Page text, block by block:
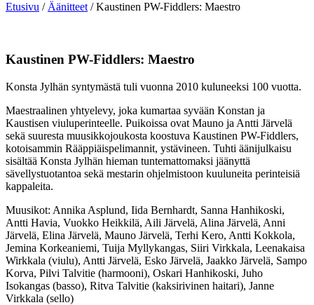
Etusivu / Äänitteet / Kaustinen PW-Fiddlers: Maestro
Kaustinen PW-Fiddlers: Maestro
Konsta Jylhän syntymästä tuli vuonna 2010 kuluneeksi 100 vuotta.
Maestraalinen yhtyelevy, joka kumartaa syvään Konstan ja
Kaustisen viuluperinteelle. Puikoissa ovat Mauno ja Antti Järvelä
sekä suuresta muusikkojoukosta koostuva Kaustinen PW-Fiddlers,
kotoisammin Rääppiäispelimannit, ystävineen. Tuhti äänijulkaisu
sisältää Konsta Jylhän hieman tuntemattomaksi jäänyttä
sävellystuotantoa sekä mestarin ohjelmistoon kuuluneita perinteisiä
kappaleita.
Muusikot: Annika Asplund, Iida Bernhardt, Sanna Hanhikoski,
Antti Havia, Vuokko Heikkilä, Aili Järvelä, Alina Järvelä, Anni
Järvelä, Elina Järvelä, Mauno Järvelä, Terhi Kero, Antti Kokkola,
Jemina Korkeaniemi, Tuija Myllykangas, Siiri Virkkala, Leenakaisa
Wirkkala (viulu), Antti Järvelä, Esko Järvelä, Jaakko Järvelä, Sampo
Korva, Pilvi Talvitie (harmooni), Oskari Hanhikoski, Juho
Isokangas (basso), Ritva Talvitie (kaksirivinen haitari), Janne
Virkkala (sello)